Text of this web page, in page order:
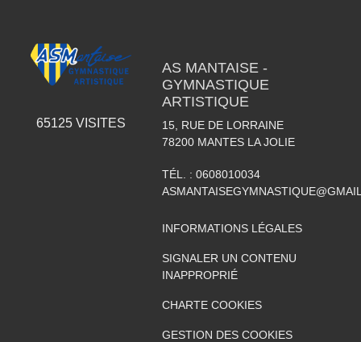
65125VISITES
AS MANTAISE -
GYMNASTIQUE
ARTISTIQUE
15, RUE DE LORRAINE
78200 MANTES LA JOLIE
TÉL. : 0608010034
INFORMATIONS LÉGALES
SIGNALER UN CONTENU
INAPPROPRIÉ
CHARTE COOKIES
GESTION DES COOKIES